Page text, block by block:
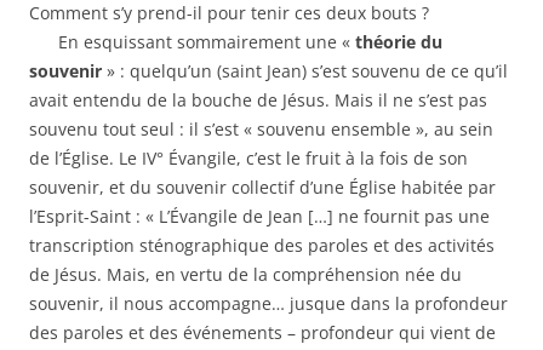
Comment s’y prend-il pour tenir ces deux bouts ?
En esquissant sommairement une « théorie du
souvenir » : quelqu’un (saint Jean) s’est souvenu de ce qu’il
avait entendu de la bouche de Jésus. Mais il ne s’est pas
souvenu tout seul : il s’est « souvenu ensemble », au sein
de l’Église. Le IV° Évangile, c’est le fruit à la fois de son
souvenir, et du souvenir collectif d’une Église habitée par
l’Esprit-Saint : « L’Évangile de Jean […] ne fournit pas une
transcription sténographique des paroles et des activités
de Jésus. Mais, en vertu de la compréhension née du
souvenir, il nous accompagne… jusque dans la profondeur
des paroles et des événements – profondeur qui vient de